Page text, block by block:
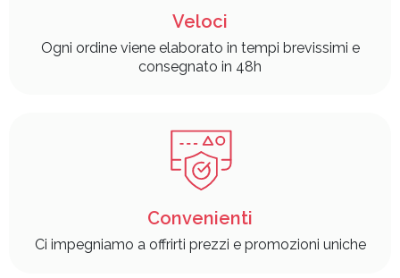
Veloci
Ogni ordine viene elaborato in tempi brevissimi e
consegnato in 48h
Convenienti
Ci impegniamo a offrirti prezzi e promozioni uniche